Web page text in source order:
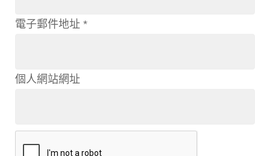
電子郵件地址 *
個人網站網址